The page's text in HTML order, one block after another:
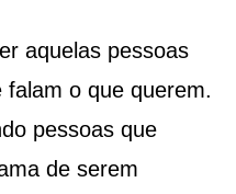
aquelas pessoas
o que querem.
pessoas que
de serem